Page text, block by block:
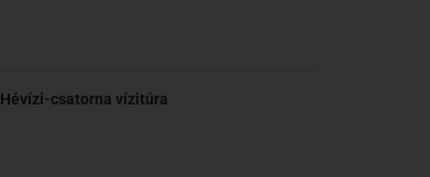
Hévízi-csatorna vízitúra